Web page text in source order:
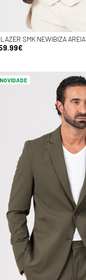
SMK NEWIBIZA AREIA
NOVIDADE